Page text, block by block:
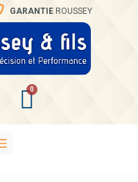
GARANTIE ROUSSEY